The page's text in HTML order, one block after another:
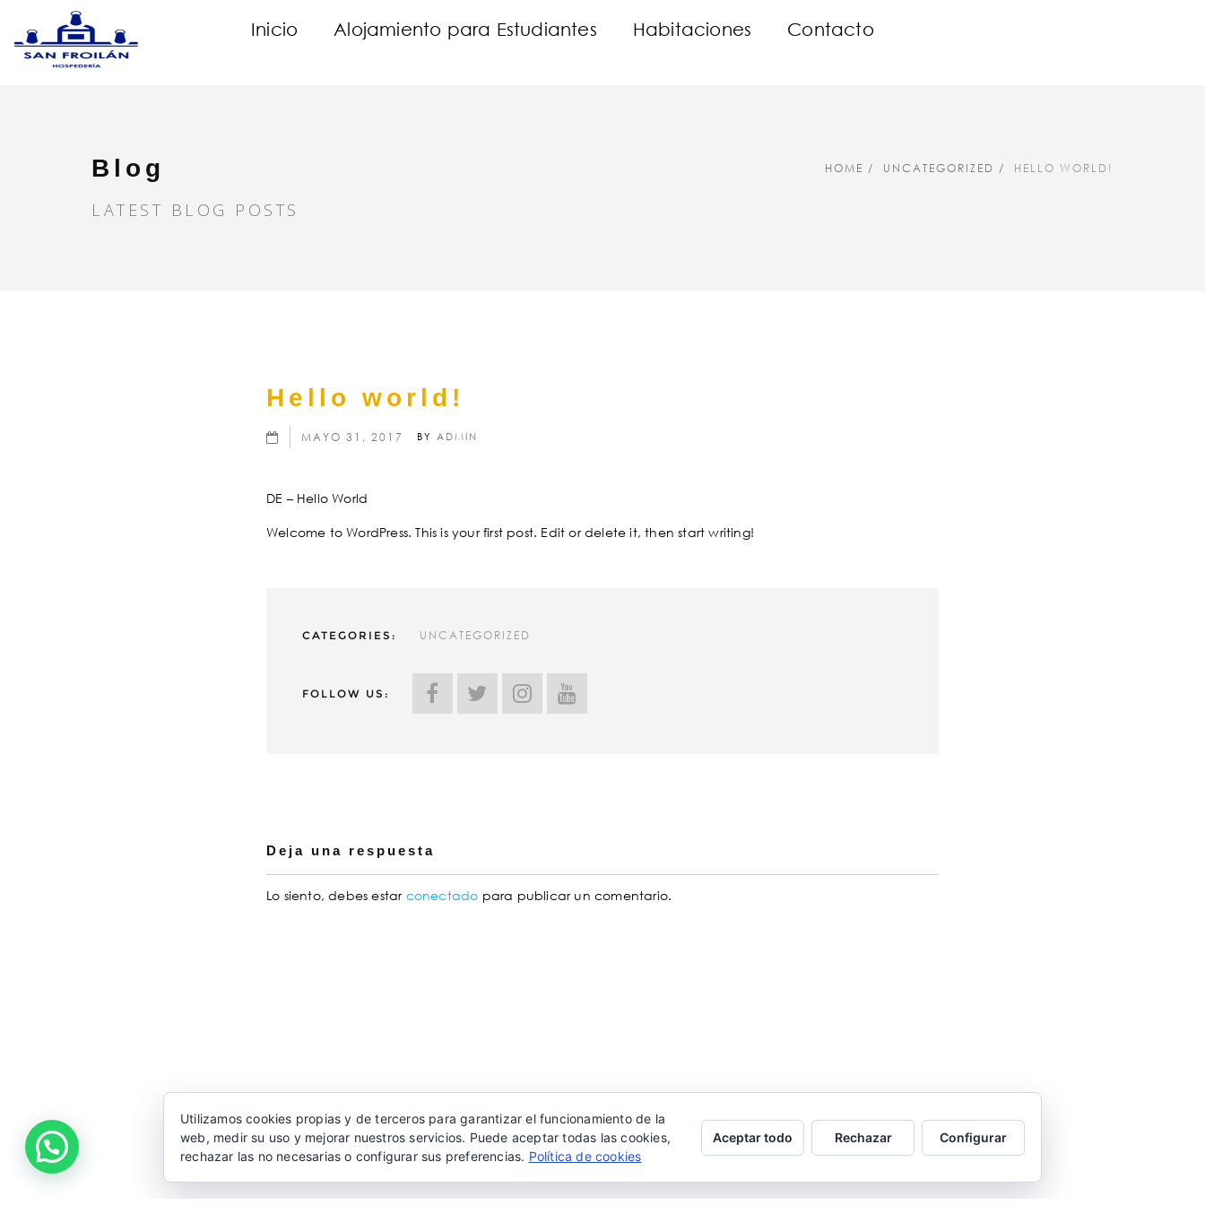
Inicio Alojamiento para Estudiantes Habitaciones Contacto
Blog
LATEST BLOG POSTS
HOME UNCATEGORIZED HELLO WORLD!
Hello world!
MAYO 31, 2017 BYADMIN
DE – Hello World
Welcome to WordPress. This is your first post. Edit or delete it, then start writing!
CATEGORIES: UNCATEGORIZED
FOLLOW US:
Deja una respuesta
Lo siento, debes estar conectado para publicar un comentario.
Utilizamos cookies propias y de terceros para garantizar el funcionamiento de la
web, medir su uso y mejorar nuestros servicios. Puede aceptar todas las cookies,
rechazar las no necesarias o configurar sus preferencias. Política de cookies
Aceptar todo Rechazar Configurar